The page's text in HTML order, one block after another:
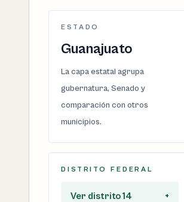
ESTADO
Guanajuato
La capa estatal agrupa
gubernatura, Senado y
comparación con otros
municipios.
DISTRITO FEDERAL
Ver distrito 14 +